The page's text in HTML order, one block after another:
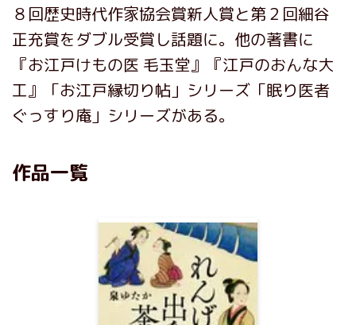
８回歴史時代作家協会賞新人賞と第２回細谷
正充賞をダブル受賞し話題に。他の著書に
『お江戸けもの医 毛玉堂』『江戸のおんな大
工』「お江戸縁切り帖」シリーズ「眠り医者
ぐっすり庵」シリーズがある。
作品一覧